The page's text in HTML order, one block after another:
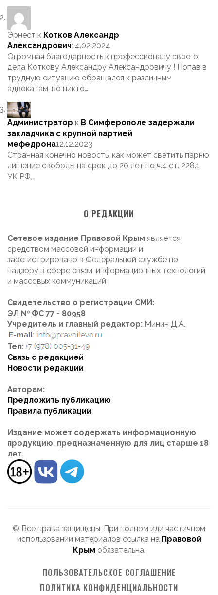
Эрнест к Котков Александр
Александрович14.02.2024
Огромная благодарность к профессионалу своего
дела Коткову Александру Александровичу ! Попав в
трудную ситуацию обращался к различным
адвокатам, но никто…
Администратор к В Симферополе задержали
закладчика с крупной партией
мефедрона12.12.2023
Странная конечно новость, как может светить парню
лишение свободы на срок до 20 лет по ч.4 ст. 228.1
УК РФ,…
О РЕДАКЦИИ
Сетевое издание Правовой Крым является
средством массовой информации и
зарегистрировано в Федеральной службе по
надзору в сфере связи, информационных технологий
и массовых коммуникаций
Свидетельство о регистрации СМИ:
ЭЛ № ФС 77 - 80958
Учредитель и главный редактор: Минин Д.А.
Тел:
Связь с редакцией
Новости редакции
Авторам:
Предложить публикацию
Правила публикации
Издание может содержать информационную
продукцию, предназначенную для лиц старше 18
лет.
© Все права защищены. При полном или частичном
использовании материалов ссылка на Правовой
Крым обязательна.
ПОЛЬЗОВАТЕЛЬСКОЕ СОГЛАШЕНИЕ
ПОЛИТИКА КОНФИДЕНЦИАЛЬНОСТИ